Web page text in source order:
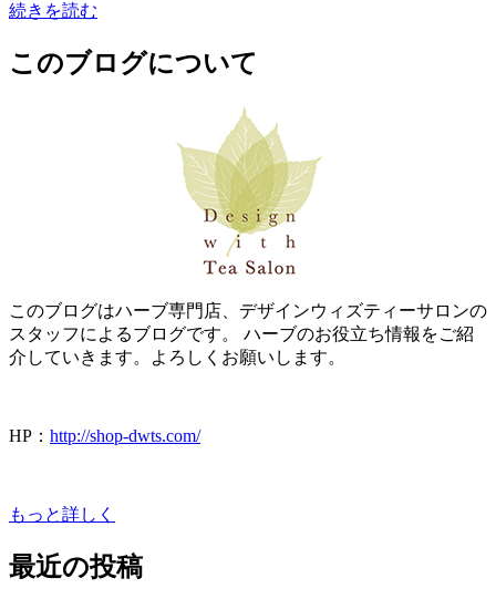
続きを読む
このブログについて
このブログはハーブ専門店、デザインウィズティーサロンの
スタッフによるブログです。 ハーブのお役立ち情報をご紹
介していきます。よろしくお願いします。
HP： http://shop-dwts.com/
もっと詳しく
最近の投稿